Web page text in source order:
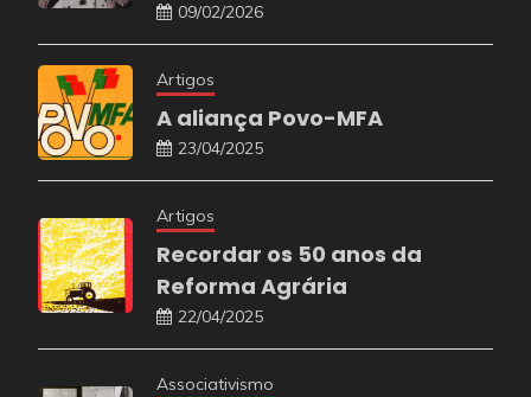
09/02/2026
Artigos
A aliança Povo-MFA
23/04/2025
Artigos
Recordar os 50 anos da
Reforma Agrária
22/04/2025
Associativismo